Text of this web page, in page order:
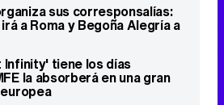
sus corresponsalías:
a Roma y Begoña Alegría a
Infinity' tiene los días
la absorberá en una gran